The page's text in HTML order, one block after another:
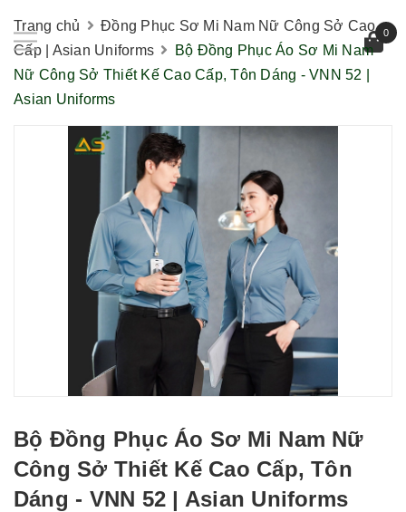
0
Trang chủ
Đồng Phục Sơ Mi Nam Nữ Công Sở Cao
Cấp | Asian Uniforms
Bộ Đồng Phục Áo Sơ Mi Nam
Nữ Công Sở Thiết Kế Cao Cấp, Tôn Dáng - VNN 52 |
Asian Uniforms
Bộ Đồng Phục Áo Sơ Mi Nam Nữ
Công Sở Thiết Kế Cao Cấp, Tôn
Dáng - VNN 52 | Asian Uniforms